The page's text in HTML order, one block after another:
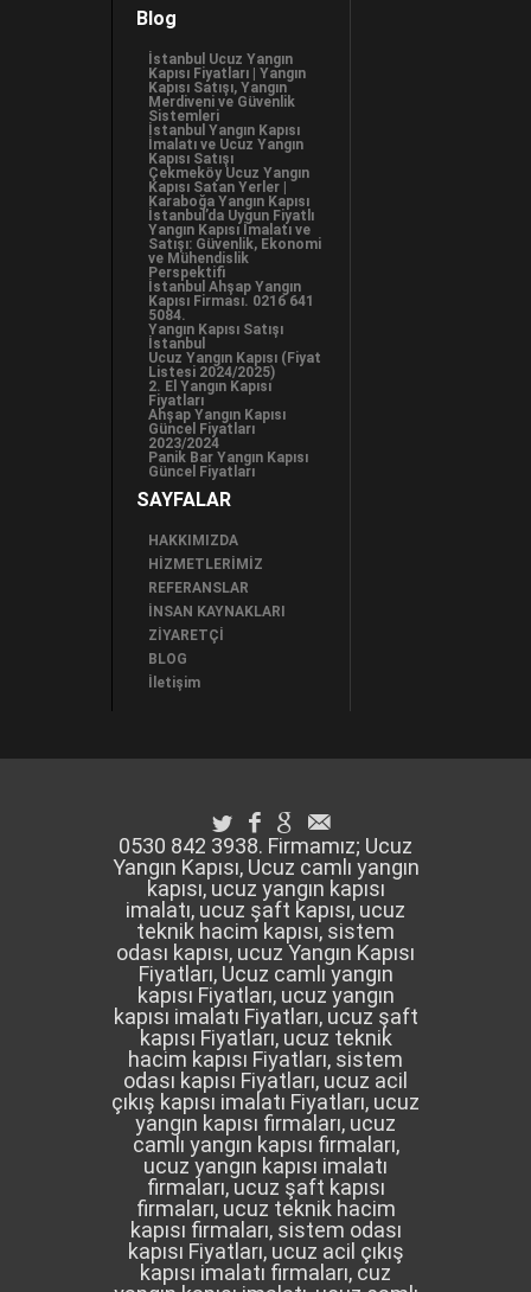
Blog
İstanbul Ucuz Yangın
Kapısı Fiyatları | Yangın
Kapısı Satışı, Yangın
Merdiveni ve Güvenlik
Sistemleri
İstanbul Yangın Kapısı
İmalatı ve Ucuz Yangın
Kapısı Satışı
Çekmeköy Ucuz Yangın
Kapısı Satan Yerler |
Karaboğa Yangın Kapısı
İstanbul’da Uygun Fiyatlı
Yangın Kapısı İmalatı ve
Satışı: Güvenlik, Ekonomi
ve Mühendislik
Perspektifi
İstanbul Ahşap Yangın
Kapısı Firması. 0216 641
5084.
Yangın Kapısı Satışı
İstanbul
Ucuz Yangın Kapısı (Fiyat
Listesi 2024/2025)
2. El Yangın Kapısı
Fiyatları
Ahşap Yangın Kapısı
Güncel Fiyatları
2023/2024
Panik Bar Yangın Kapısı
Güncel Fiyatları
SAYFALAR
HAKKIMIZDA
HİZMETLERİMİZ
REFERANSLAR
İNSAN KAYNAKLARI
ZİYARETÇİ
BLOG
İletişim
0530 842 3938. Firmamız; Ucuz
Yangın Kapısı, Ucuz camlı yangın
kapısı, ucuz yangın kapısı
imalatı, ucuz şaft kapısı, ucuz
teknik hacim kapısı, sistem
odası kapısı, ucuz Yangın Kapısı
Fiyatları, Ucuz camlı yangın
kapısı Fiyatları, ucuz yangın
kapısı imalatı Fiyatları, ucuz şaft
kapısı Fiyatları, ucuz teknik
hacim kapısı Fiyatları, sistem
odası kapısı Fiyatları, ucuz acil
çıkış kapısı imalatı Fiyatları, ucuz
yangın kapısı firmaları, ucuz
camlı yangın kapısı firmaları,
ucuz yangın kapısı imalatı
firmaları, ucuz şaft kapısı
firmaları, ucuz teknik hacim
kapısı firmaları, sistem odası
kapısı Fiyatları, ucuz acil çıkış
kapısı imalatı firmaları, cuz